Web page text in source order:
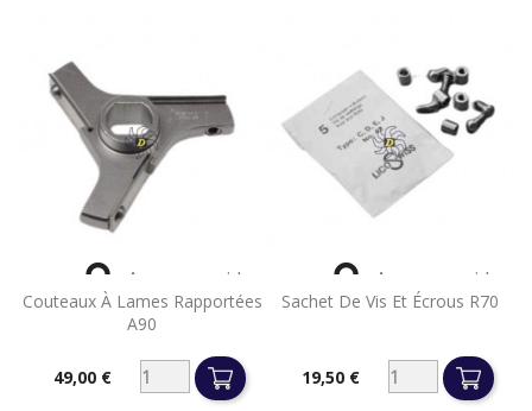
Couteaux À Lames Rapportées
A90
Prix49,00 €
 Aperçu rapide
Sachet De Vis Et Écrous R70
19,50 €
 Aperçu rapide